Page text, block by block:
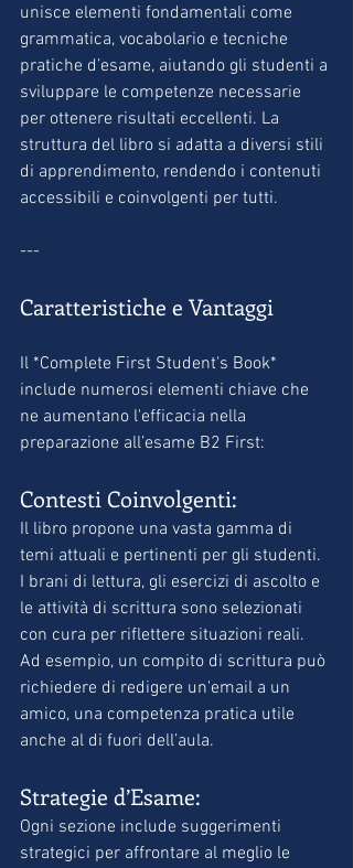
unisce elementi fondamentali come
grammatica, vocabolario e tecniche
pratiche d’esame, aiutando gli studenti a
sviluppare le competenze necessarie
per ottenere risultati eccellenti. La
struttura del libro si adatta a diversi stili
di apprendimento, rendendo i contenuti
accessibili e coinvolgenti per tutti.
---
Caratteristiche e Vantaggi
Il *Complete First Student's Book*
include numerosi elementi chiave che
ne aumentano l'efficacia nella
preparazione all’esame B2 First:
Contesti Coinvolgenti:
Il libro propone una vasta gamma di
temi attuali e pertinenti per gli studenti.
I brani di lettura, gli esercizi di ascolto e
le attività di scrittura sono selezionati
con cura per riflettere situazioni reali.
Ad esempio, un compito di scrittura può
richiedere di redigere un'email a un
amico, una competenza pratica utile
anche al di fuori dell’aula.
Strategie d’Esame:
Ogni sezione include suggerimenti
strategici per affrontare al meglio le